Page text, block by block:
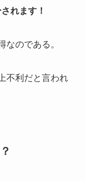
れます！
なのである。
不利だと言われ